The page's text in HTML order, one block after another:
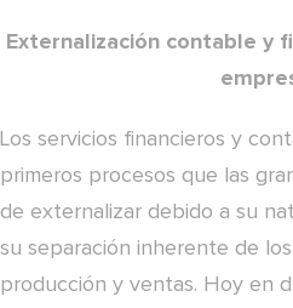
Externalización contable y
Los servicios financieros y
primeros procesos que las
de externalizar debido a su
su separación inherente de
producción y ventas. Hoy en